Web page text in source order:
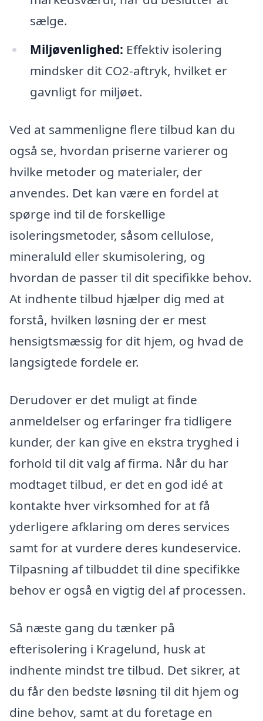
sælge.
Miljøvenlighed: Effektiv isolering
mindsker dit CO2-aftryk, hvilket er
gavnligt for miljøet.
Ved at sammenligne flere tilbud kan du
også se, hvordan priserne varierer og
hvilke metoder og materialer, der
anvendes. Det kan være en fordel at
spørge ind til de forskellige
isoleringsmetoder, såsom cellulose,
mineraluld eller skumisolering, og
hvordan de passer til dit specifikke behov.
At indhente tilbud hjælper dig med at
forstå, hvilken løsning der er mest
hensigtsmæssig for dit hjem, og hvad de
langsigtede fordele er.
Derudover er det muligt at finde
anmeldelser og erfaringer fra tidligere
kunder, der kan give en ekstra tryghed i
forhold til dit valg af firma. Når du har
modtaget tilbud, er det en god idé at
kontakte hver virksomhed for at få
yderligere afklaring om deres services
samt for at vurdere deres kundeservice.
Tilpasning af tilbuddet til dine specifikke
behov er også en vigtig del af processen.
Så næste gang du tænker på
efterisolering i Kragelund, husk at
indhente mindst tre tilbud. Det sikrer, at
du får den bedste løsning til dit hjem og
dine behov, samt at du foretage en